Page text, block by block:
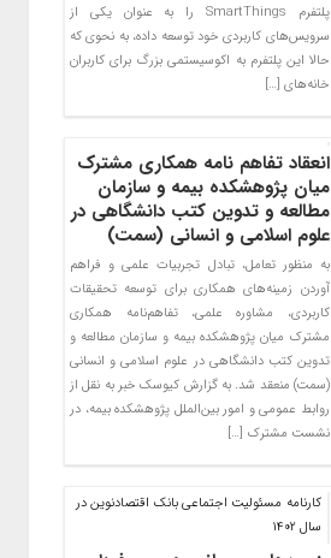
پلتفرم SmartThings را به عنوان یکی از
سرویس‌های کاربردی خود توسعه داده، به نحوی که
حالا این پلتفرم به اکوسیستمی بزرگ برای کاربران
خانه‌های […]
انعقاد تفاهم نامه همکاری مشترک
میان پژوهشکده بیمه و سازمان
مطالعه و تدوین کتب دانشگاهی در
علوم اسلامی و انسانی (سمت)
به منظور تعامل، تبادل تجربیات علمی و فراهم
آوردن زمینه‌های همکاری برای توسعه تحقیقات
کاربردی، مشاوره علمی، تفاهم‌نامه همکاری
مشترک میان پژوهشکده بیمه و سازمان مطالعه و
تدوین کتب دانشگاهی در علوم اسلامی و انسانی
(سمت) منعقد شد. به گزارش کیوسک خبر به نقل از
روابط عمومی و امور بین‌الملل پژوهشکده بیمه، در
نشست مشترک […]
کارنامه مسئولیت اجتماعی بانک اقتصادنوین در
سال 1402